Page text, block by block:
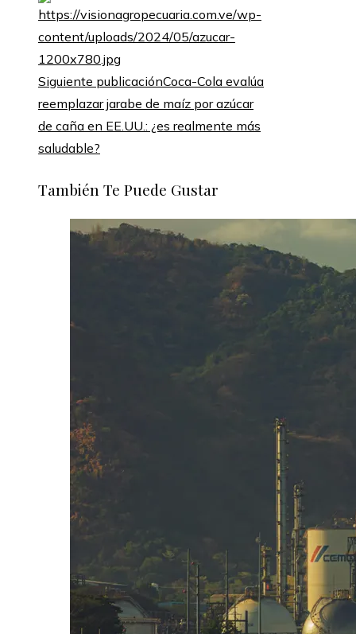
Siguiente publicaciónCoca-Cola evalúa
reemplazar jarabe de maíz por azúcar
de caña en EE.UU.: ¿es realmente más
saludable?
También Te Puede Gustar